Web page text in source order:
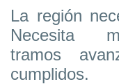
La región
Necesita
tramos
cumplidos.